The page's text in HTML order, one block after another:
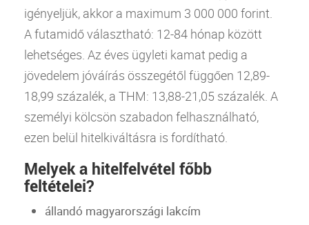
igényeljük, akkor a maximum 3 000 000 forint.
A futamidő választható: 12-84 hónap között
lehetséges. Az éves ügyleti kamat pedig a
jövedelem jóváírás összegétől függően 12,89-
18,99 százalék, a THM: 13,88-21,05 százalék. A
személyi kölcsön szabadon felhasználható,
ezen belül hitelkiváltásra is fordítható.
Melyek a hitelfelvétel főbb
feltételei?
állandó magyarországi lakcím